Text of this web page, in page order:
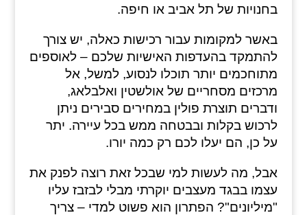
בחנויות של תל אביב או חיפה.
באשר למקומות עבור רכישות כאלה, יש צורך
להתמקד בהעדפות האישיות שלכם – לאוספים
מתוחכמים יותר תוכלו לנסוע, למשל, אל
מרכזים מסחריים של אולשטין ואלבלאג,
ודברים תוצרת פולין במחירים סבירים ניתן
לרכוש בקלות ובבטחה ממש בכל עיירה. יתר
על כן, הם יעלו לכם רק כמה יורו.
אבל, מה לעשות למי שבכל זאת רוצה לפנק את
עצמו בבגד מעצבים יוקרתי מבלי לבזבז עליו
"מיליונים"? הפתרון הוא פשוט למדי – צריך